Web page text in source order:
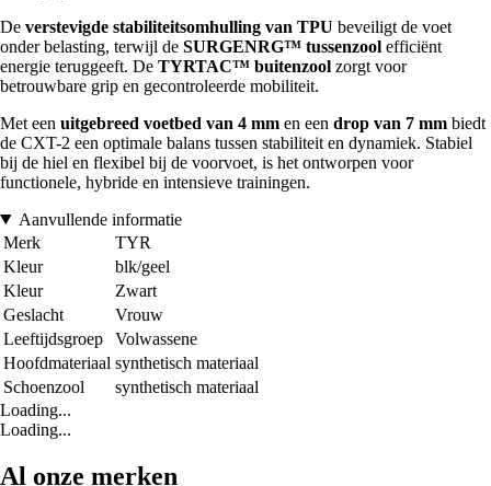
De verstevigde stabiliteitsomhulling van TPU beveiligt de voet
onder belasting, terwijl de SURGENRG™ tussenzool efficiënt
energie teruggeeft. De TYRTAC™ buitenzool zorgt voor
betrouwbare grip en gecontroleerde mobiliteit.
Met een uitgebreed voetbed van 4 mm en een drop van 7 mm biedt
de CXT-2 een optimale balans tussen stabiliteit en dynamiek. Stabiel
bij de hiel en flexibel bij de voorvoet, is het ontworpen voor
functionele, hybride en intensieve trainingen.
Aanvullende informatie
Merk
TYR
Kleur
blk/geel
Kleur
Zwart
Geslacht
Vrouw
Leeftijdsgroep
Volwassene
Hoofdmateriaal synthetisch materiaal
Schoenzool
synthetisch materiaal
Loading...
Loading...
Al onze merken